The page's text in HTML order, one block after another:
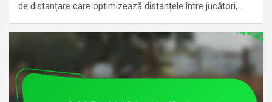
de distanțare care optimizează distanțele între jucători,…